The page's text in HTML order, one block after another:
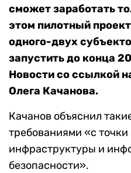
сможет заработать
этом пилотный
одного-двух
запустить до конца
Новости со ссылкой
Олега Качанова.
Качанов объяснил
требованиями «с точки
инфраструктуры и
безопасности».